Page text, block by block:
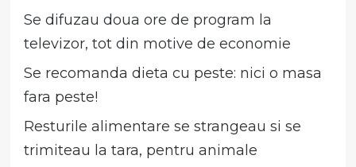
Se difuzau doua ore de program la
televizor, tot din motive de economie
Se recomanda dieta cu peste: nici o masa
fara peste!
Resturile alimentare se strangeau si se
trimiteau la tara, pentru animale